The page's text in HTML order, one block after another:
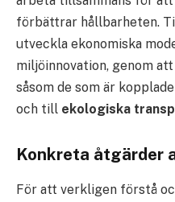
förbättrar hållbarheten.
utveckla ekonomiska
miljöinnovation, genom
såsom de som är
och till ekologiska
Konkreta åtgärder
För att verkligen förstå